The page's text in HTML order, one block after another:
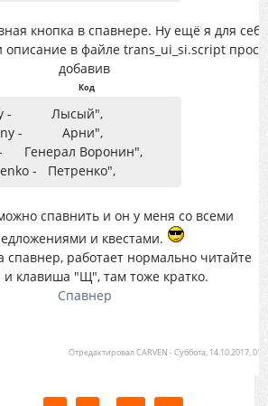
кнопка в спавнере. Ну ещё я для себя
описание в файле trans_ui_si.script
добавив
Код
- Лысый",
- Арни",
Генерал Воронин",
- Петренко",
спавнить и он у меня со всеми
и квестами.
спавнер, работает нормально читайте
клавиша "Щ", там тоже кратко.
Спавнер
ОтредактировалCARVEN -Суббота, 14.10.2017,